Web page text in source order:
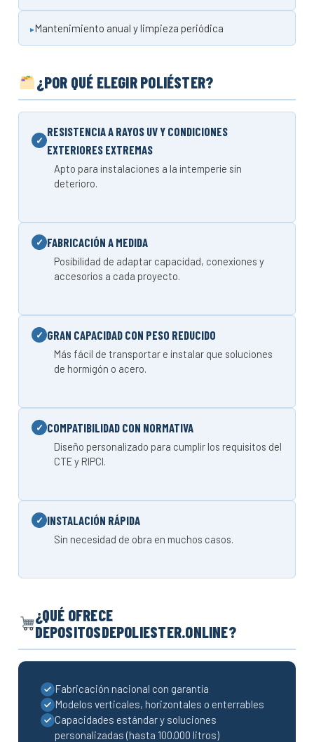
Mantenimiento anual y limpieza periódica
¿POR QUÉ ELEGIR POLIÉSTER?
RESISTENCIA A RAYOS UV Y CONDICIONES
EXTERIORES EXTREMAS
Apto para instalaciones a la intemperie sin
deterioro.
FABRICACIÓN A MEDIDA
Posibilidad de adaptar capacidad, conexiones y
accesorios a cada proyecto.
GRAN CAPACIDAD CON PESO REDUCIDO
Más fácil de transportar e instalar que soluciones
de hormigón o acero.
COMPATIBILIDAD CON NORMATIVA
Diseño personalizado para cumplir los requisitos del
CTE y RIPCI.
INSTALACIÓN RÁPIDA
Sin necesidad de obra en muchos casos.
¿QUÉ OFRECE
DEPOSITOSDEPOLIESTER.ONLINE?
Fabricación nacional con garantía
Modelos verticales, horizontales o enterrables
Capacidades estándar y soluciones
personalizadas (hasta 100.000 litros)